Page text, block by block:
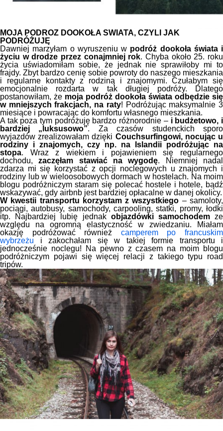
MOJA PODRÓŻ DOOKOŁA ŚWIATA, CZYLI JAK
PODRÓŻUJĘ
Dawniej marzyłam o wyruszeniu w podróż dookoła świata i
życiu w drodze przez conajmniej rok. Chyba około 25. roku
życia uświadomiłam sobie, że jednak nie sprawiłoby mi to
frajdy. Zbyt bardzo cenię sobie powroty do naszego mieszkania
i regularne kontakty z rodziną i znajomymi. Czułabym się
emocjonalnie rozdarta w tak długiej podróży. Dlatego
postanowiłam, że moja podróż dookoła świata odbędzie się
w mniejszych frakcjach, na raty! Podróżując maksymalnie 3
miesiące i powracając do komfortu własnego mieszkania.
A tak poza tym podróżuję bardzo różnorodnie – i budżetowo, i
bardziej „luksusowo”. Za czasów studenckich sporo
wyjazdów zrealizowałam dzięki Couchsurfingowi, nocując u
rodziny i znajomych, czy np. na Islandii podróżując na
stopa. Wraz z wiekiem i pojawieniem się regularnego
dochodu,zaczęłam stawiać na wygodę. Niemniej nadal
zdarza mi się korzystać z opcji noclegowych u znajomych i
rodziny lub w wieloosobowych dormach w hostelach. Na moim
blogu podróżniczym staram się polecać hostele i hotele, bądź
wskazywać, gdy airbnb jest bardziej opłacalne w danej okolicy.
W kwestii transportu korzystam z wszystkiego – samoloty,
pociągi, autobusy, samochody, carpooling, statki, promy, łodki
itp. Najbardziej lubię jednak objazdówki samochodemze
względu na ogromną elastyczność w zwiedzaniu. Miałam
okazję podróżować również camperem po francuskim
wybrzeżu i zakochałam się w takiej formie transportu i
jednocześnie noclegu! Na pewno z czasem na moim blogu
podróżniczym pojawi się więcej relacji z takiego typu road
tripów.